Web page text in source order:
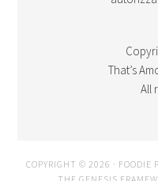
That’s
All
COPYRIGHT © 2026 · FOODIE